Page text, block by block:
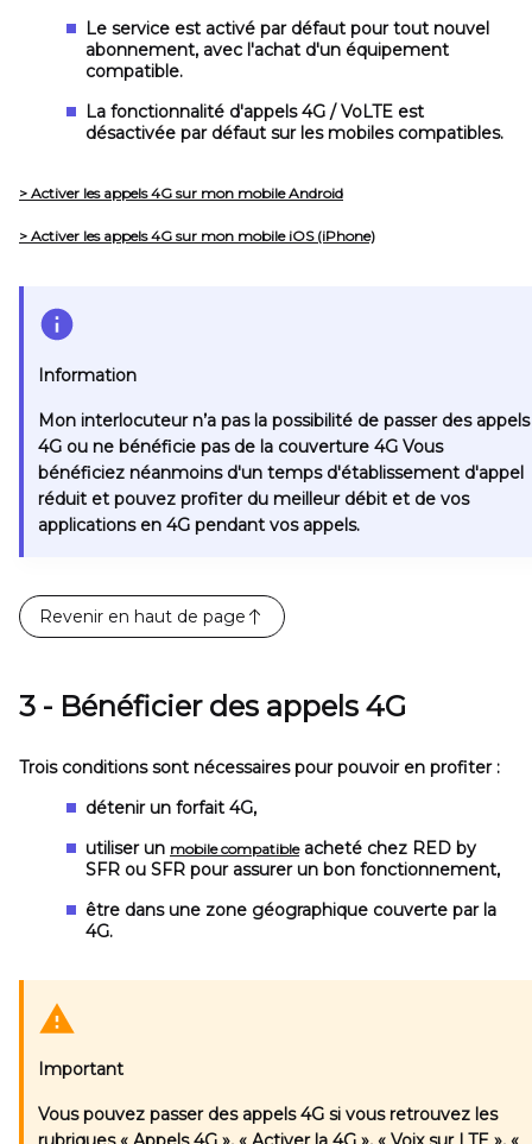
Le service est activé par défaut pour tout nouvel
abonnement, avec l'achat d'un équipement
compatible.
La fonctionnalité d'appels 4G / VoLTE est
désactivée par défaut sur les mobiles compatibles.
> Activer les appels 4G sur mon mobile Android
> Activer les appels 4G sur mon mobile iOS (iPhone)
Information
Mon interlocuteur n’a pas la possibilité de passer des appels
4G ou ne bénéficie pas de la couverture 4G Vous
bénéficiez néanmoins d'un temps d'établissement d'appel
réduit et pouvez profiter du meilleur débit et de vos
applications en 4G pendant vos appels.
Revenir en haut de page
3 - Bénéficier des appels 4G
Trois conditions sont nécessaires pour pouvoir en profiter :
détenir un forfait 4G,
utiliser un mobile compatibleacheté chez RED by
SFR ou SFR pour assurer un bon fonctionnement,
être dans une zone géographique couverte par la
4G.
Important
Vous pouvez passer des appels 4G si vous retrouvez les